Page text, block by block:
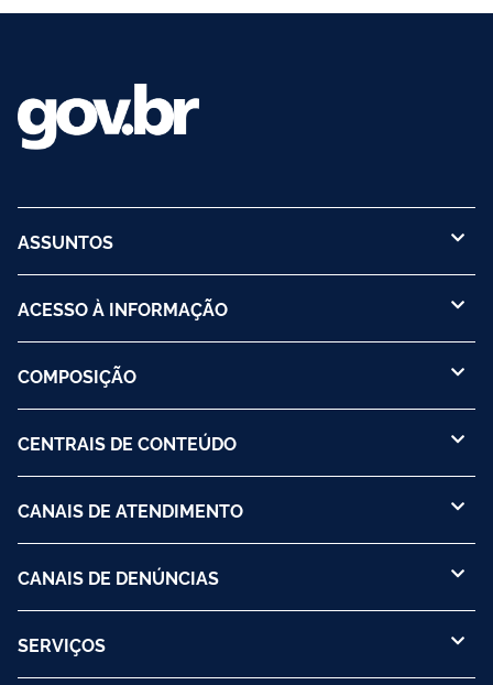
ASSUNTOS
ACESSO À INFORMAÇÃO
COMPOSIÇÃO
CENTRAIS DE CONTEÚDO
CANAIS DE ATENDIMENTO
CANAIS DE DENÚNCIAS
SERVIÇOS